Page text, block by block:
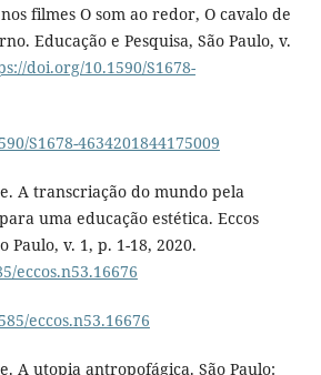
filmes O som ao redor, O cavalo de
Educação e Pesquisa, São Paulo, v.
doi.org/10.1590/S1678-
S1678-4634201844175009
A transcriação do mundo pela
uma educação estética. Eccos
Paulo, v. 1, p. 1-18, 2020.
eccos.n53.16676
eccos.n53.16676
A utopia antropofágica. São Paulo: